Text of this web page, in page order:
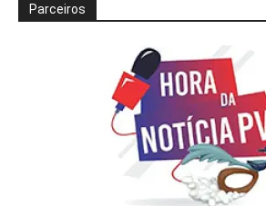
Parceiros